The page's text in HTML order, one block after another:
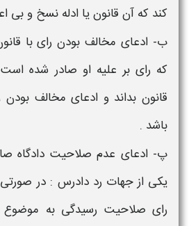
کند که آن قانون یا ادله نسخ و بی
ب- ادعای مخالف بودن رای با
که رای بر علیه او صادر شده
قانون بداند و ادعای مخالف بودن
باشد .
پ- ادعای عدم صلاحیت دادگاه
یکی از جهات رد دادرس : در صورتی
رای صلاحیت رسیدگی به موضوع